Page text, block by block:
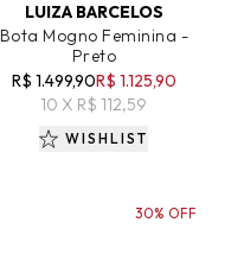
LUIZA BARCELOS
Bota Mogno Feminina -
Preto
R$ 1.499,90R$ 1.125,90
10 X R$ 112,59
WISHLIST
30% OFF